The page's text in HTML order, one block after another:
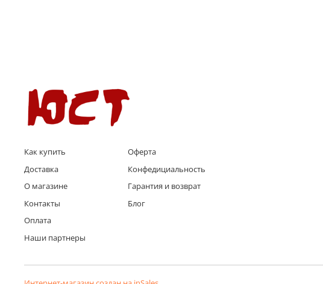
Как купить
Доставка
О магазине
Контакты
Оплата
Наши партнеры
Оферта
Конфедициальность
Гарантия и возврат
Блог